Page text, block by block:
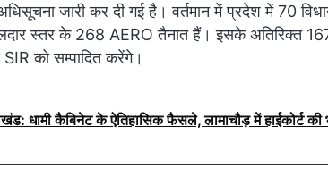
जारी कर दी गई है। वर्तमान में प्रदेश में 70
स्तर के 268 AERO तैनात हैं। इसके अतिरिक्त
को सम्पादित करेंगे।
धामी कैबिनेट के ऐतिहासिक फैसले, लामाचौड़ में हाईकोर्ट की